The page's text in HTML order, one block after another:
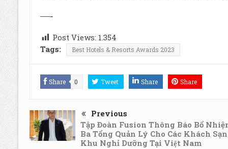
—-
Post Views: 1.354
Tags:
Best Hotels & Resorts Awards 2023
Share 0 Tweet Share Share
Previous
Tập Đoàn Fusion Thông Báo Bổ
Ba Tổng Quản Lý Cho Các Khách
Khu Nghỉ Dưỡng Tại Việt Nam